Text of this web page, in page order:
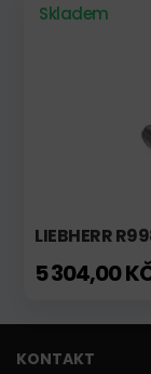
Skladem
LIEBHERR
5 304,00
KONTAKT